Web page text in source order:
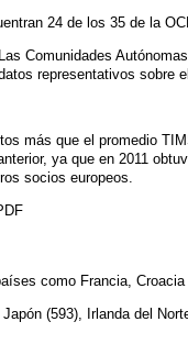
24 de los 35 de la
Comunidades
representativos sobre
más que el promedio
ya que en 2011
socios europeos.
como Francia, Croacia
(593), Irlanda del